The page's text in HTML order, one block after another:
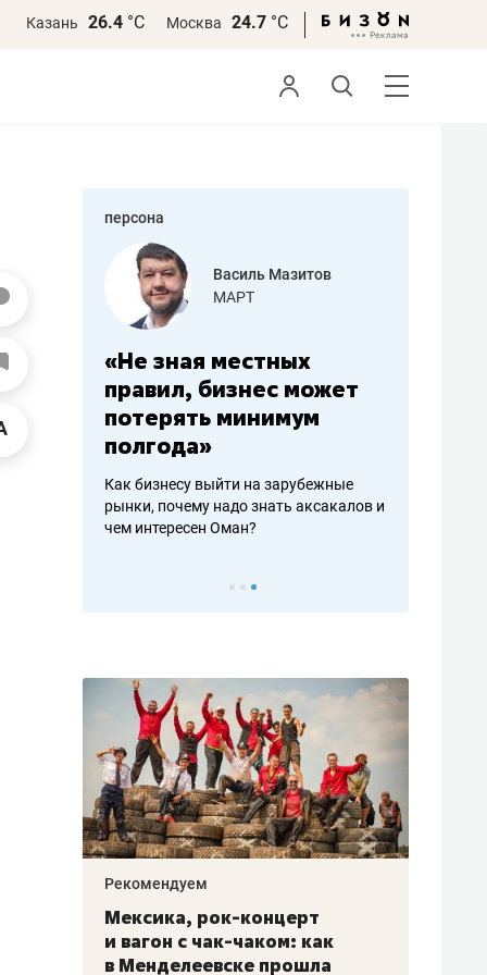
Казань 26.4 °С Москва 24.7 °С
персона
работа
Василь Мазитов
МАРТ
«Не зная местных
правил, бизнес может
потерять минимум
полгода»
Как бизнесу выйти на зарубежные
рынки, почему надо знать аксакалов и
чем интересен Оман?
Рекомендуем
Мексика, рок-концерт
и вагон с чак-чаком: как
в Менделеевске прошла